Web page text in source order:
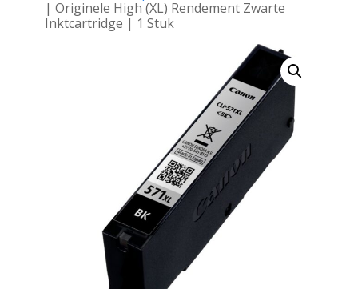
| Originele High (XL) Rendement Zwarte
Inktcartridge | 1 Stuk